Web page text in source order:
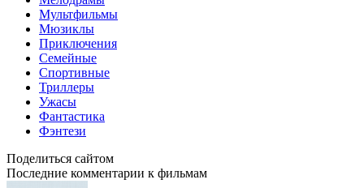
Мультфильмы
Мюзиклы
Приключения
Семейные
Спортивные
Триллеры
Ужасы
Фантастика
Фэнтези
Поделиться сайтом
Последние комментарии к фильмам